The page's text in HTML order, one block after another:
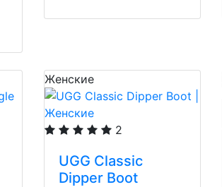
Женские
2
UGG Classic
Dipper Boot